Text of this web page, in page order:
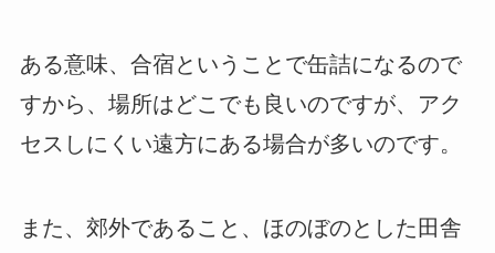
ある意味、合宿ということで缶詰になるので
すから、場所はどこでも良いのですが、アク
セスしにくい遠方にある場合が多いのです。
また、郊外であること、ほのぼのとした田舎